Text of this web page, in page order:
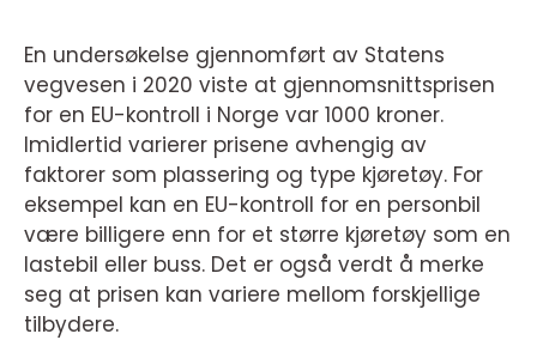
En undersøkelse gjennomført av Statens
vegvesen i 2020 viste at gjennomsnittsprisen
for en EU-kontroll i Norge var 1000 kroner.
Imidlertid varierer prisene avhengig av
faktorer som plassering og type kjøretøy. For
eksempel kan en EU-kontroll for en personbil
være billigere enn for et større kjøretøy som en
lastebil eller buss. Det er også verdt å merke
seg at prisen kan variere mellom forskjellige
tilbydere.